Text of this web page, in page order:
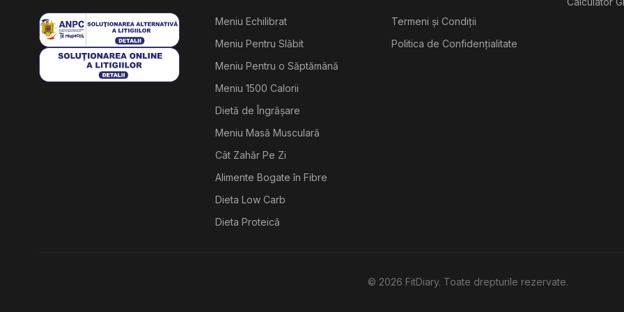
Meniu Echilibrat
Meniu Pentru Slăbit
Meniu Pentru o Săptămână
Meniu 1500 Calorii
Dietă de Îngrășare
Meniu Masă Musculară
Cât Zahăr Pe Zi
Alimente Bogate în Fibre
Dieta Low Carb
Dieta Proteică
Termeni și Condiții
Politica de Confidențialitate
© 2026 FitDiary. Toate drepturile rezervate.